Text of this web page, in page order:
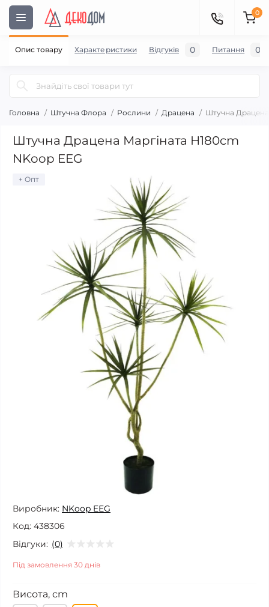
0
Головна Штучна Флора Рослини Драцена Штучна
Штучна Драцена Маргіната H180cm
NKoop EEG
+ Опт
Виробник: NKoop EEG
Код: 438306
Відгуки: (0)
Під замовлення 30 днів
Висота, cm
Опис товару Характеристики Відгуків 0 Питання 0